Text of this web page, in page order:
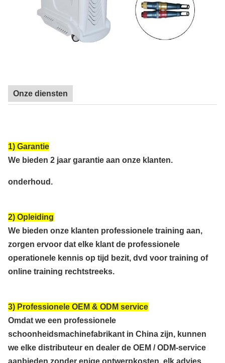
Onze diensten
1) Garantie
We bieden 2 jaar garantie aan onze klanten.
onderhoud.
2) Opleiding
We bieden onze klanten professionele training aan,
zorgen ervoor dat elke klant de professionele
operationele kennis op tijd bezit, dvd voor training of
online training rechtstreeks.
3) Professionele OEM & ODM service
Omdat we een professionele
schoonheidsmachinefabrikant in China zijn, kunnen
we elke distributeur en dealer de OEM / ODM-service